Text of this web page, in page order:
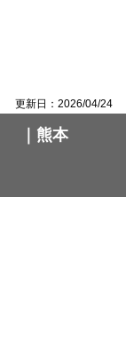
更新日：2026/04/24
｜熊本